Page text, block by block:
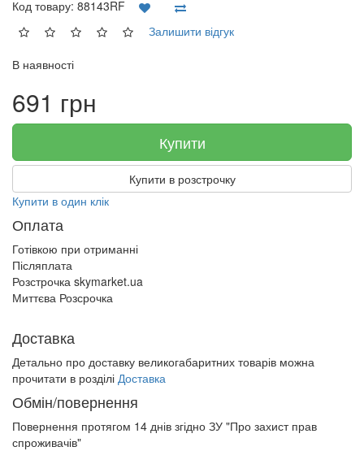
Код товару: 88143RF
Залишити відгук
В наявності
691 грн
Купити
Купити в розстрочку
Купити в один клік
Оплата
Готівкою при отриманні
Післяплата
Розстрочка skymarket.ua
Миттєва Розсрочка
Доставка
Детально про доставку великогабаритних товарів можна
прочитати в розділі Доставка
Обмін/повернення
Повернення протягом 14 днів згідно ЗУ "Про захист прав
спроживачів"